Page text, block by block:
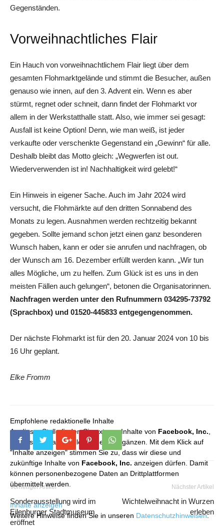
Gegenständen.
Vorweihnachtliches Flair
Ein Hauch von vorweihnachtlichem Flair liegt über dem
gesamten Flohmarktgelände und stimmt die Besucher, außen
genauso wie innen, auf den 3. Advent ein. Wenn es aber
stürmt, regnet oder schneit, dann findet der Flohmarkt vor
allem in der Werkstatthalle statt. Also, wie immer sei gesagt:
Ausfall ist keine Option! Denn, wie man weiß, ist jeder
verkaufte oder verschenkte Gegenstand ein „Gewinn“ für alle.
Deshalb bleibt das Motto gleich: „Wegwerfen ist out.
Wiederverwenden ist in! Nachhaltigkeit wird gelebt!“
Ein Hinweis in eigener Sache. Auch im Jahr 2024 wird
versucht, die Flohmärkte auf den dritten Sonnabend des
Monats zu legen. Ausnahmen werden rechtzeitig bekannt
gegeben. Sollte jemand schon jetzt einen ganz besonderen
Wunsch haben, kann er oder sie anrufen und nachfragen, ob
der Wunsch am 16. Dezember erfüllt werden kann. „Wir tun
alles Mögliche, um zu helfen. Zum Glück ist es uns in den
meisten Fällen auch gelungen“, betonen die Organisatorinnen.
Nachfragen werden unter den Rufnummern 034295-73792
(Sprachbox) und 01520-445833 entgegengenommen.
Der nächste Flohmarkt ist für den 20. Januar 2024 von 10 bis
16 Uhr geplant.
Elke Fromm
Empfohlene redaktionelle Inhalte
An dieser Stelle finden Sie externe Inhalte von Facebook, Inc.,
die unser redaktionelles Angebot ergänzen. Mit dem Klick auf
"Inhalte anzeigen" stimmen Sie zu, dass wir diese und
zukünftige Inhalte von Facebook, Inc. anzeigen dürfen. Damit
können personenbezogene Daten an Drittplattformen
übermittelt werden.
Inhalte anzeigen
Weitere Hinweise finden Sie in unseren Datenschutzhinweisen.
Vorheriger Artikel
Sonderausstellung wird im
Eilenburger Stadtmuseum
eröffnet
Nächster Artikel
Wichtelweihnacht in Wurzen
erleben